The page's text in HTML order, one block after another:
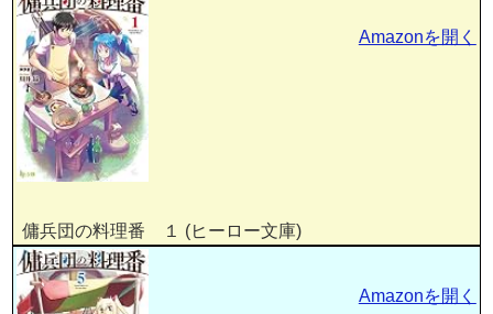
傭兵団の料理番 １ (ヒーロー文庫)
Amazonを開く
Amazonを開く